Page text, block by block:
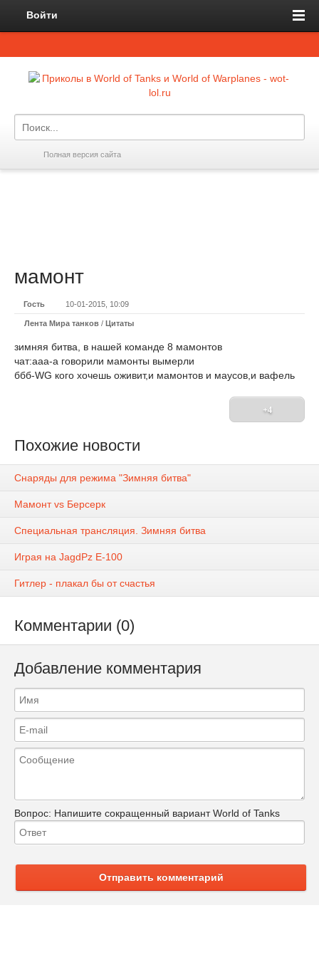
Войти
Полная версия сайта
мамонт
Гость 10-01-2015, 10:09
Лента Мира танков / Цитаты
зимняя битва, в нашей команде 8 мамонтов
чат:ааа-а говорили мамонты вымерли
ббб-WG кого хочешь оживит,и мамонтов и маусов,и вафель
+4
Похожие новости
Снаряды для режима "Зимняя битва"
Мамонт vs Берсерк
Специальная трансляция. Зимняя битва
Играя на JagdPz E-100
Гитлер - плакал бы от счастья
Комментарии (0)
Добавление комментария
Вопрос: Напишите сокращенный вариант World of Tanks
Отправить комментарий